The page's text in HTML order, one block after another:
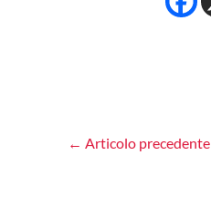
← Articolo precedente